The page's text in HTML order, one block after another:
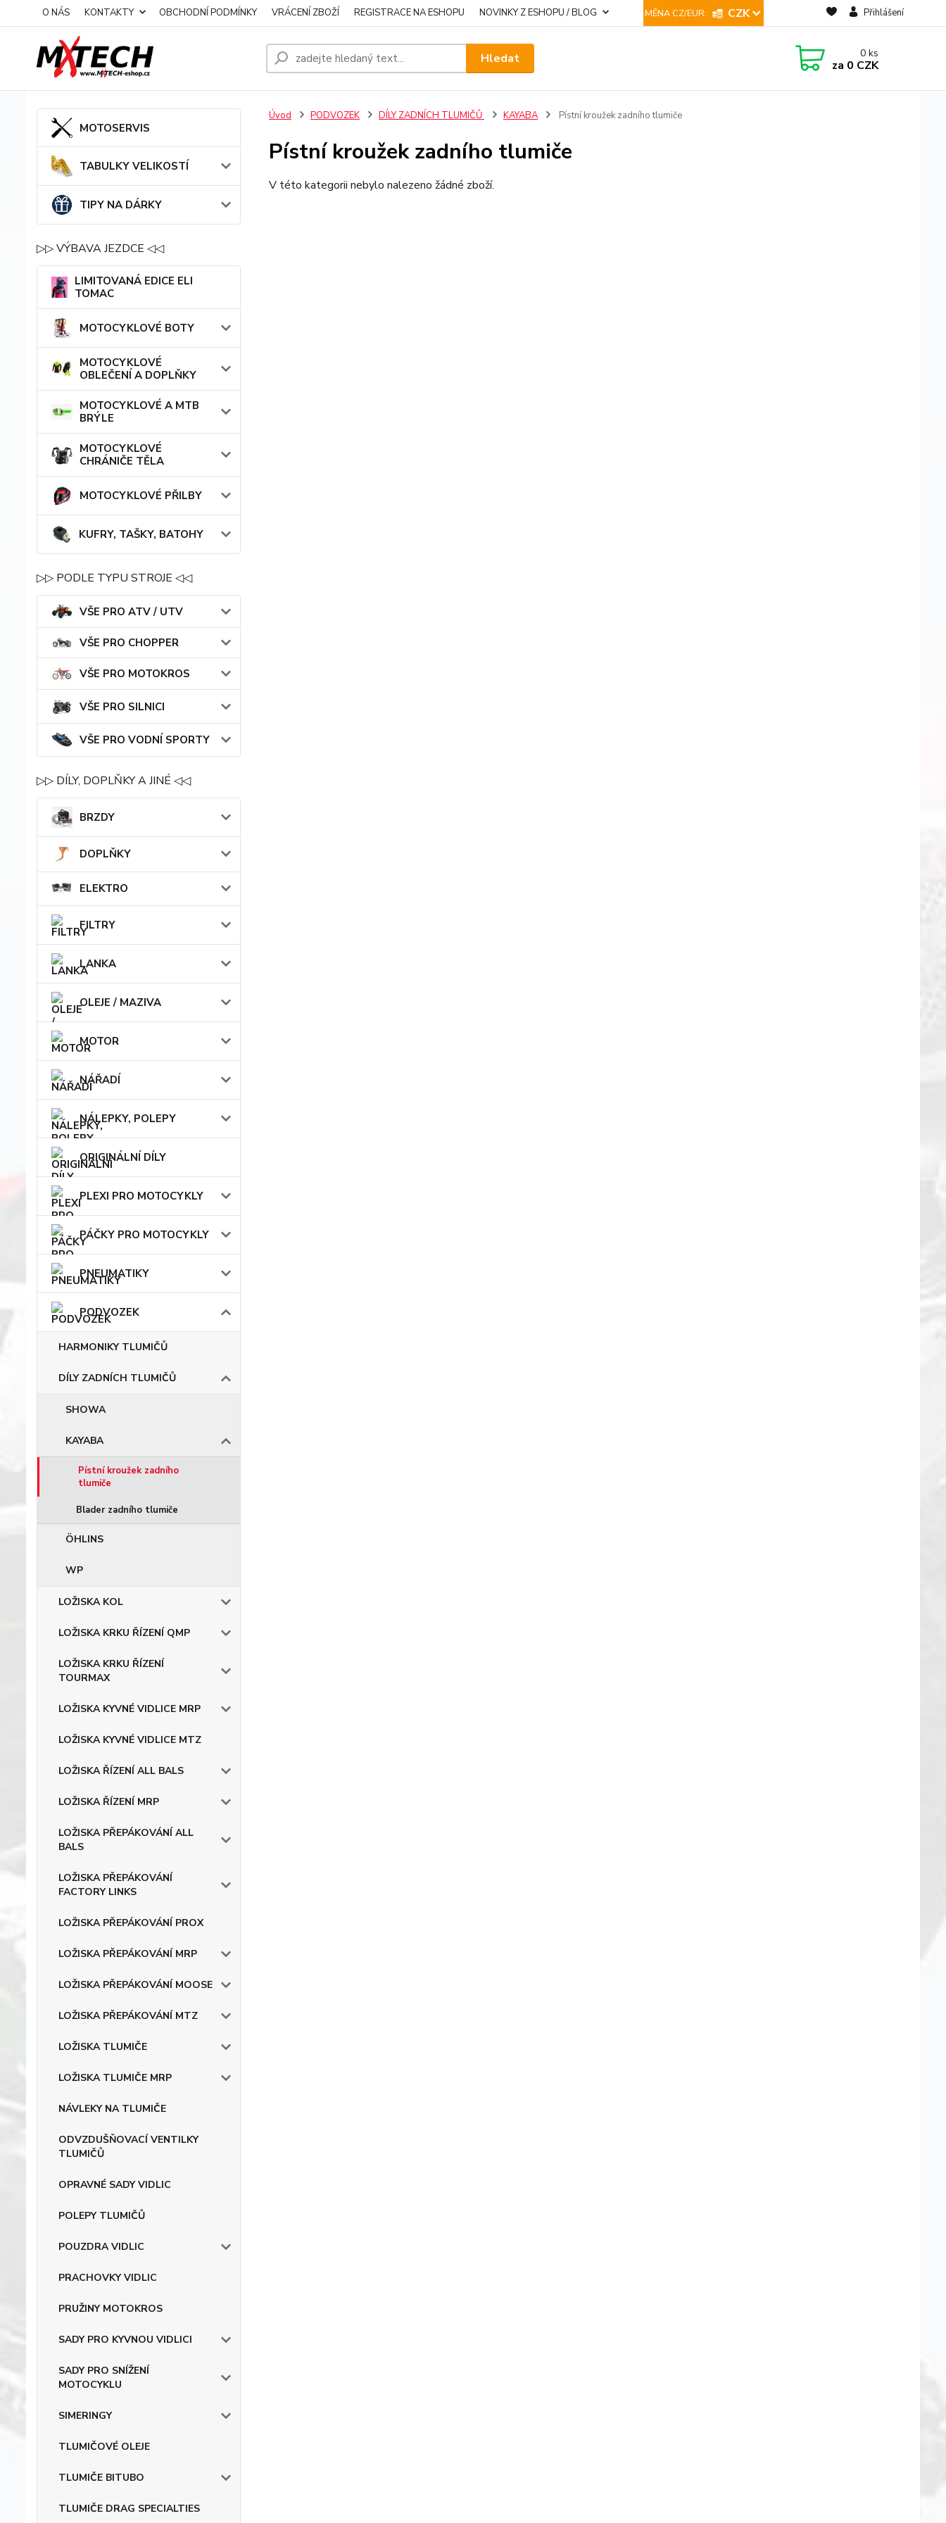
O NÁS KONTAKTY OBCHODNÍ PODMÍNKY VRÁCENÍ ZBOŽÍ REGISTRACE NA ESHOPU NOVINKY Z ESHOPU / BLOG CZK Přihlášení
Hledat 0 ks
za 0 CZK
MOTOSERVIS
TABULKY VELIKOSTÍ
TIPY NA DÁRKY
▷▷ VÝBAVA JEZDCE ◁◁
LIMITOVANÁ EDICE ELI
TOMAC
MOTOCYKLOVÉ BOTY
MOTOCYKLOVÉ
OBLEČENÍ A DOPLŇKY
MOTOCYKLOVÉ A MTB
BRÝLE
MOTOCYKLOVÉ
CHRÁNIČE TĚLA
MOTOCYKLOVÉ PŘILBY
KUFRY, TAŠKY, BATOHY
▷▷ PODLE TYPU STROJE ◁◁
VŠE PRO ATV / UTV
VŠE PRO CHOPPER
VŠE PRO MOTOKROS
VŠE PRO SILNICI
VŠE PRO VODNÍ SPORTY
▷▷ DÍLY, DOPLŇKY A JINÉ ◁◁
BRZDY
DOPLŇKY
ELEKTRO
FILTRY
LANKA
OLEJE / MAZIVA
MOTOR
NÁŘADÍ
NÁLEPKY, POLEPY
ORIGINÁLNÍ DÍLY
PLEXI PRO MOTOCYKLY
PÁČKY PRO MOTOCYKLY
PNEUMATIKY
PODVOZEK
HARMONIKY TLUMIČŮ
DÍLY ZADNÍCH TLUMIČŮ
SHOWA
KAYABA
Pístní kroužek zadního
tlumiče
Blader zadního tlumiče
ÖHLINS
WP
LOŽISKA KOL
LOŽISKA KRKU ŘÍZENÍ QMP
LOŽISKA KRKU ŘÍZENÍ
TOURMAX
LOŽISKA KYVNÉ VIDLICE MRP
LOŽISKA KYVNÉ VIDLICE MTZ
LOŽISKA ŘÍZENÍ ALL BALS
LOŽISKA ŘÍZENÍ MRP
LOŽISKA PŘEPÁKOVÁNÍ ALL
BALS
LOŽISKA PŘEPÁKOVÁNÍ
FACTORY LINKS
LOŽISKA PŘEPÁKOVÁNÍ PROX
LOŽISKA PŘEPÁKOVÁNÍ MRP
LOŽISKA PŘEPÁKOVÁNÍ MOOSE
LOŽISKA PŘEPÁKOVÁNÍ MTZ
LOŽISKA TLUMIČE
LOŽISKA TLUMIČE MRP
NÁVLEKY NA TLUMIČE
ODVZDUŠŇOVACÍ VENTILKY
TLUMIČŮ
OPRAVNÉ SADY VIDLIC
POLEPY TLUMIČŮ
POUZDRA VIDLIC
PRACHOVKY VIDLIC
PRUŽINY MOTOKROS
SADY PRO KYVNOU VIDLICI
SADY PRO SNÍŽENÍ
MOTOCYKLU
SIMERINGY
TLUMIČOVÉ OLEJE
TLUMIČE BITUBO
TLUMIČE DRAG SPECIALTIES
Úvod PODVOZEK DÍLY ZADNÍCH TLUMIČŮ KAYABA Pístní kroužek zadního tlumiče
Pístní kroužek zadního tlumiče
V této kategorii nebylo nalezeno žádné zboží.